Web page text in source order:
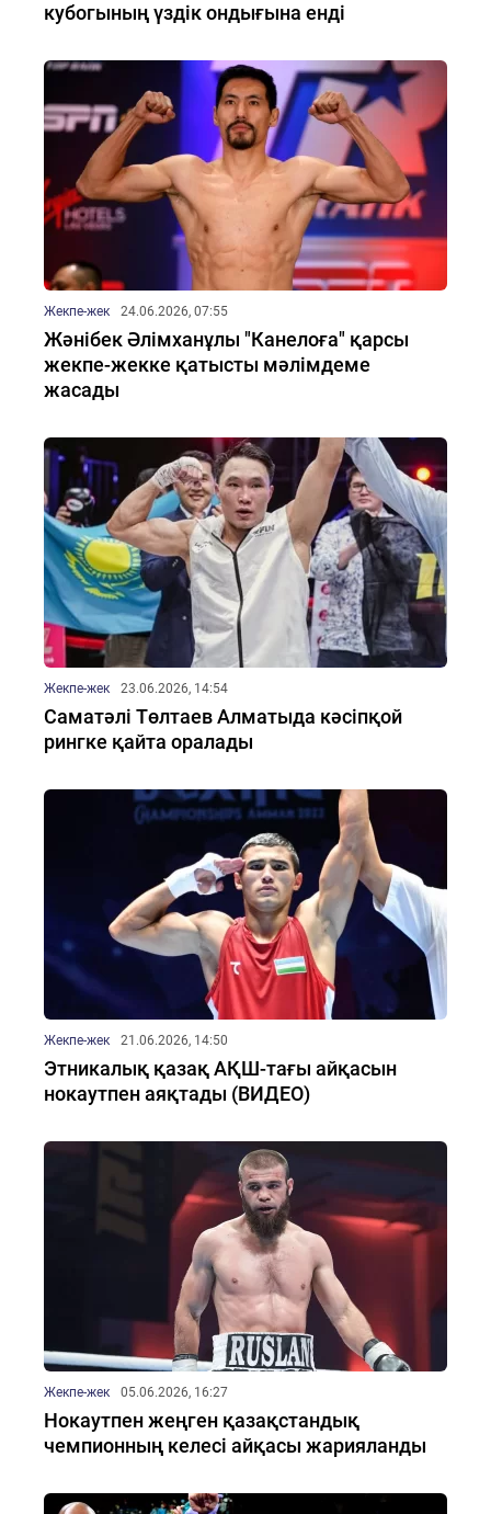
кубогының үздік ондығына енді
Жекпе-жек 24.06.2026, 07:55
Жәнібек Әлімханұлы "Канелоға" қарсы
жекпе-жекке қатысты мәлімдеме
жасады
Жекпе-жек 23.06.2026, 14:54
Саматәлі Төлтаев Алматыда кәсіпқой
рингке қайта оралады
Жекпе-жек 21.06.2026, 14:50
Этникалық қазақ АҚШ-тағы айқасын
нокаутпен аяқтады (ВИДЕО)
Жекпе-жек 05.06.2026, 16:27
Нокаутпен жеңген қазақстандық
чемпионның келесі айқасы жарияланды